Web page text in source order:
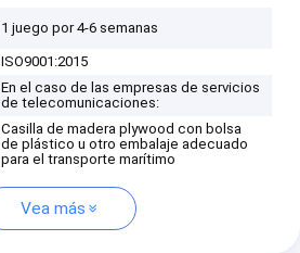
1 juego por 4-6 semanas
ISO9001:2015
En el caso de las empresas de servicios
de telecomunicaciones:
Casilla de madera plywood con bolsa
de plástico u otro embalaje adecuado
para el transporte marítimo
Vea más